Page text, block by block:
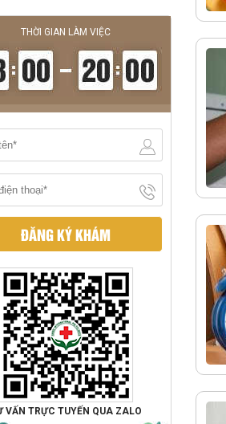
THỜI GIAN LÀM VIỆC
ĐĂNG KÝ KHÁM
VẤN TRỰC TUYẾN QUA ZALO